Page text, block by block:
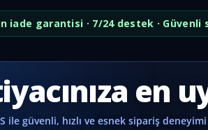
iade garantisi · 7/24 destek · Güvenli
en